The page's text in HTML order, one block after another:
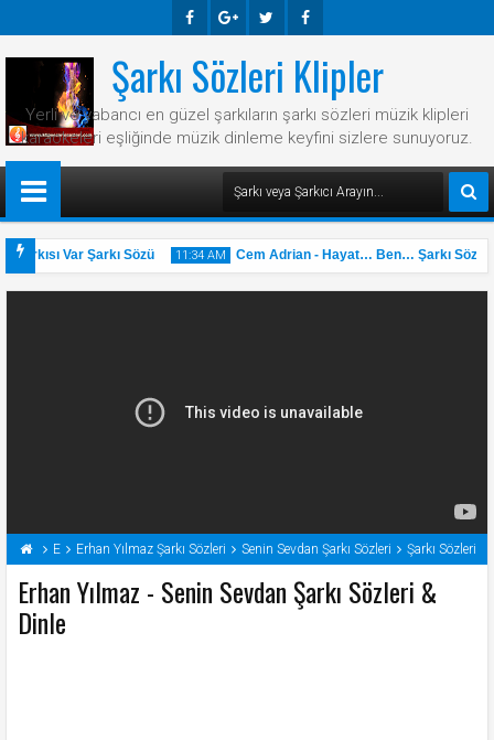
Ook E-
Plus
R Ook
Şarkı Sözleri Klipler
Yerli ve yabancı en güzel şarkıların şarkı sözleri müzik klipleri
karaokeleri eşliğinde müzik dinleme keyfini sizlere sunuyoruz.
Var Şarkı Sözü 11:34 AM
31 May
2025
Cem Adrian - Hayat… Ben… Şarkı Sözü
E Erhan Yılmaz Şarkı Sözleri Senin Sevdan Şarkı Sözleri Şarkı Sözleri
Erhan Yılmaz - Senin Sevdan Şarkı Sözleri &
Dinle